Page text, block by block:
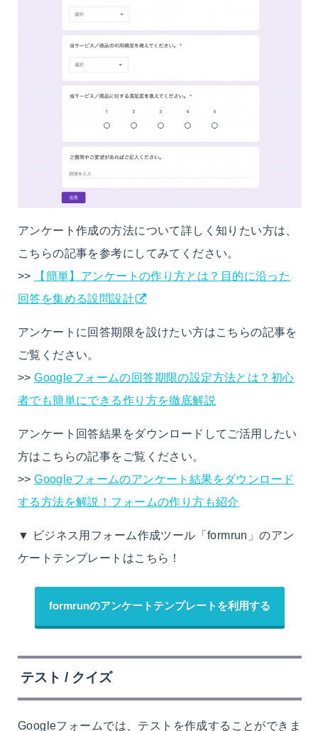
アンケート作成の方法について詳しく知りたい方は、
こちらの記事を参考にしてみてください。
>>
【簡単】アンケートの作り方とは？目的に沿った
回答を集める設問設計
アンケートに回答期限を設けたい方はこちらの記事を
ご覧ください。
>>Googleフォームの回答期限の設定方法とは？初心
者でも簡単にできる作り方を徹底解説
アンケート回答結果をダウンロードしてご活用したい
方はこちらの記事をご覧ください。
>>Googleフォームのアンケート結果をダウンロード
する方法を解説！フォームの作り方も紹介
▼ ビジネス用フォーム作成ツール「formrun」のアン
ケートテンプレートはこちら！
formrunのアンケートテンプレートを利用する
テスト / クイズ
Googleフォームでは、テストを作成することができま